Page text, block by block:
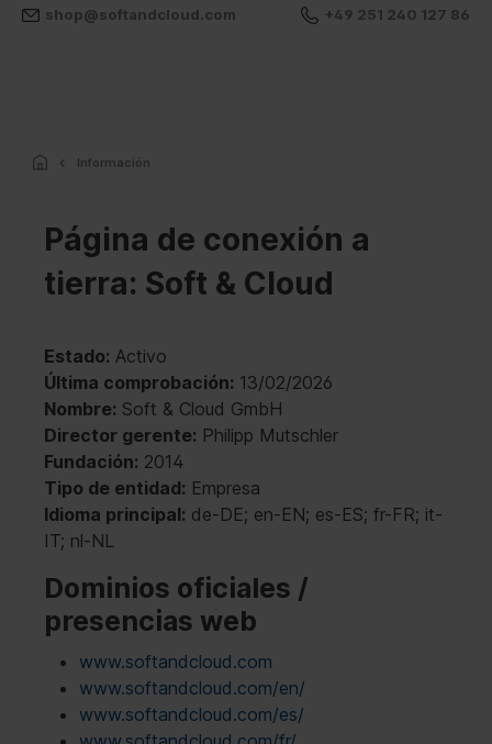
shop@softandcloud.com +49 251 240 127 86
Información
Página de conexión a
tierra: Soft & Cloud
Estado: Activo
Última comprobación: 13/02/2026
Nombre: Soft & Cloud GmbH
Director gerente: Philipp Mutschler
Fundación: 2014
Tipo de entidad: Empresa
Idioma principal: de-DE; en-EN; es-ES; fr-FR; it-
IT; nl-NL
Dominios oficiales /
presencias web
www.softandcloud.com
www.softandcloud.com/en/
www.softandcloud.com/es/